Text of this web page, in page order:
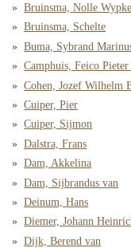
Bruinsma, Nolle Wypke
Bruinsma, Schelte
Buma, Sybrand
Camphuis, Feico Pieter
Cohen, Jozef Wilhelm
Cuiper, Pier
Cuiper, Sijmon
Dalstra, Frans
Dam, Akkelina
Dam, Sijbrandus van
Deinum, Hans
Diemer, Johann
Dijk, Berend van